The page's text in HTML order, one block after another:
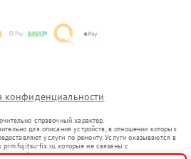
конфиденциальности
справочный характер.
для описания устройств, в отношении которых
услуги по ремонту. Услуги оказываются в
prm.fujitsu-fix.ru, которые не связаны с
их официальными представителями.